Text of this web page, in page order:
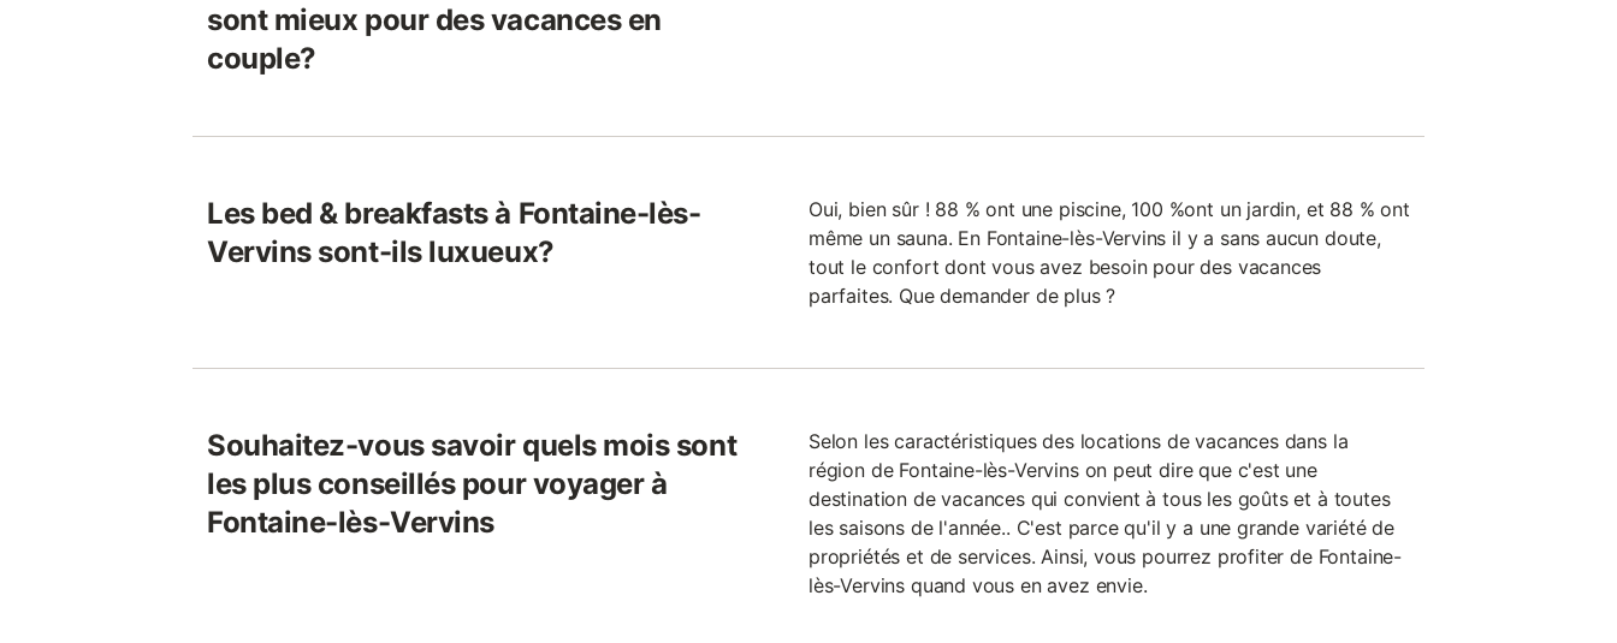
sont mieux pour des vacances en
couple?
Les bed & breakfasts à Fontaine-lès-
Vervins sont-ils luxueux?
Oui, bien sûr ! 88 % ont une piscine, 100 %ont un jardin, et 88 % ont
même un sauna. En Fontaine-lès-Vervins il y a sans aucun doute,
tout le confort dont vous avez besoin pour des vacances
parfaites. Que demander de plus ?
Souhaitez-vous savoir quels mois sont
les plus conseillés pour voyager à
Fontaine-lès-Vervins
Selon les caractéristiques des locations de vacances dans la
région de Fontaine-lès-Vervins on peut dire que c'est une
destination de vacances qui convient à tous les goûts et à toutes
les saisons de l'année.. C'est parce qu'il y a une grande variété de
propriétés et de services. Ainsi, vous pourrez profiter de Fontaine-
lès-Vervins quand vous en avez envie.